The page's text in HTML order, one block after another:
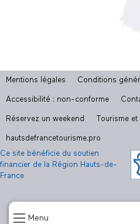
Menu
Mentions légales Conditions
Accessibilité : non-conforme
Réservez un weekend Tourisme
hautsdefrancetourisme.pro
Ce site bénéficie du soutien
financier de la Région Hauts-de-
France